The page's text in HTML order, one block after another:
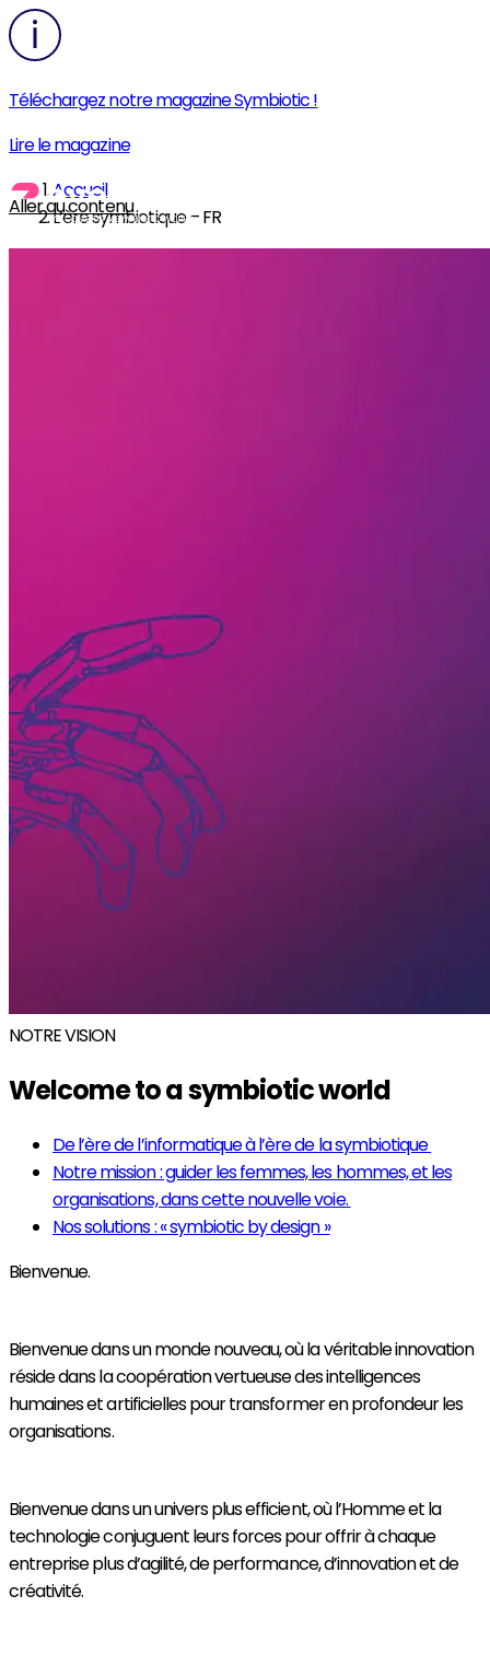
Téléchargez notre magazine Symbiotic !
Lire le magazine
Aller au contenu
Accueil
L’ère symbiotique – FR
NOTRE VISION
Welcome to a symbiotic world
De l’ère de l’informatique à l’ère de la symbiotique
Notre mission : guider les femmes, les hommes, et les
organisations, dans cette nouvelle voie. ​
Nos solutions : « symbiotic by design »​
Bienvenue.
Bienvenue dans un monde nouveau, où la véritable innovation
réside dans la coopération vertueuse des intelligences
humaines et artificielles pour transformer en profondeur les
organisations.
Bienvenue dans un univers plus efficient, où l’Homme et la
technologie conjuguent leurs forces pour offrir à chaque
entreprise plus d’agilité, de performance, d’innovation et de
créativité.